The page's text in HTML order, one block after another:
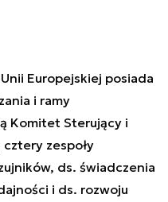
Europejskiej posiada
i ramy
Komitet Sterujący i
zespoły
ds. świadczenia
i ds. rozwoju